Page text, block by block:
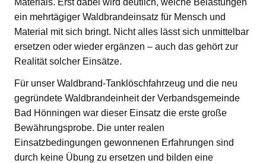
ein mehrtägiger Waldbrandeinsatz für Mensch und
Material mit sich bringt. Nicht alles lässt sich unmittelbar
ersetzen oder wieder ergänzen – auch das gehört zur
Realität solcher Einsätze.
Für unser Waldbrand-Tanklöschfahrzeug und die neu
gegründete Waldbrandeinheit der Verbandsgemeinde
Bad Hönningen war dieser Einsatz die erste große
Bewährungsprobe. Die unter realen
Einsatzbedingungen gewonnenen Erfahrungen sind
durch keine Übung zu ersetzen und bilden eine